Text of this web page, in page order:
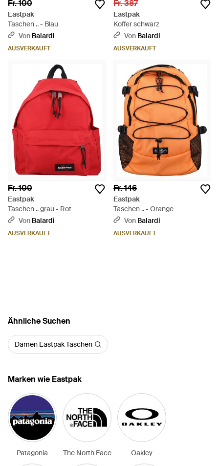
Fr. 100
Eastpak
Taschen .. - Blau
Von Balardi
AUSVERKAUFT
Fr. 387
Eastpak
Koffer schwarz
Von Balardi
AUSVERKAUFT
Fr. 100
Eastpak
Taschen .. grau - Rot
Von Balardi
AUSVERKAUFT
Fr. 146
Eastpak
Taschen .. - Orange
Von Balardi
AUSVERKAUFT
Ähnliche Suchen
Damen Eastpak Taschen
Marken wie Eastpak
Patagonia The North Face Oakley